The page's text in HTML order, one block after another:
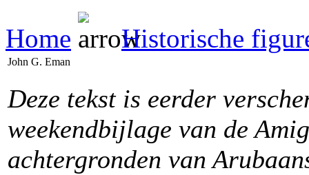
Home Historische
John G. Eman
Deze tekst is eerder
weekendbijlage van de
achtergronden van